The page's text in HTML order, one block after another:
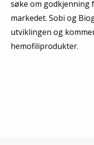
søke om godkjenning
markedet. Sobi og
utviklingen og
hemofiliprodukter.